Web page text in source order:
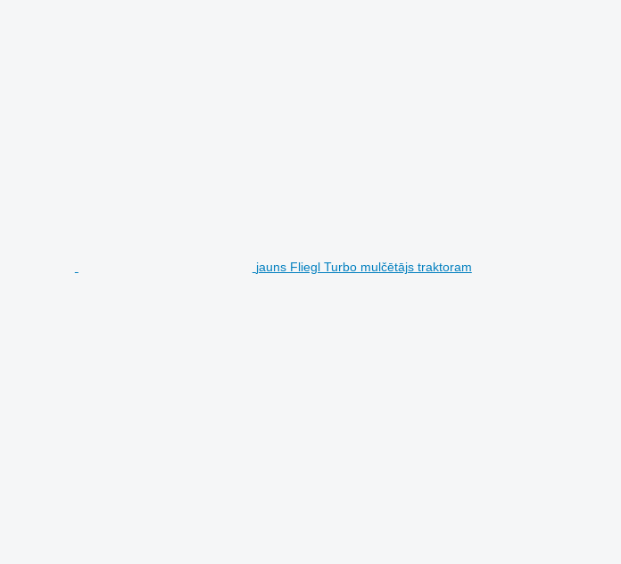
jauns Fliegl Turbo mulčētājs traktoram